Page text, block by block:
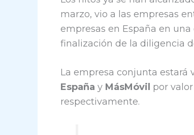
marzo, vio a las empresas
empresas en España en
finalización de la diligencia
La empresa conjunta estará
España y MásMóvil por
respectivamente.